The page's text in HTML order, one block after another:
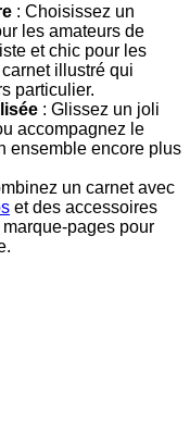
: Choisissez un
les amateurs de
et chic pour les
illustré qui
particulier.
: Glissez un joli
accompagnez le
ensemble encore plus
un carnet avec
et des accessoires
pages pour